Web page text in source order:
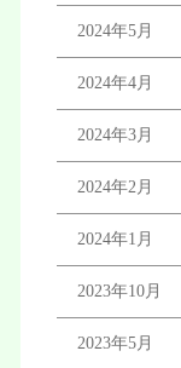
2024年5月
2024年4月
2024年3月
2024年2月
2024年1月
2023年10月
2023年5月